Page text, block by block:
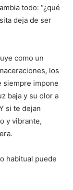
todo: “¿qué
deja de ser
como un
los
siempre impone
baja y su olor a
si te dejan
y vibrante,
habitual puede